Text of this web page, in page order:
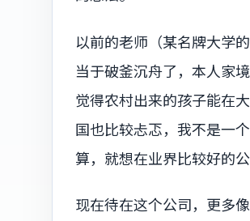
以前的老师（某名牌大学
当于破釜沉舟了，本人家
觉得农村出来的孩子能在
国也比较忐忑，我不是一
算，就想在业界比较好的
现在待在这个公司，更多